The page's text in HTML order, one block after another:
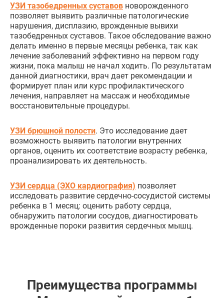
УЗИ тазобедренных суставов новорожденного
позволяет выявить различные патологические
нарушения, дисплазию, врожденные вывихи
тазобедренных суставов. Такое обследование важно
делать именно в первые месяцы ребенка, так как
лечение заболеваний эффективно на первом году
жизни, пока малыш не начал ходить. По результатам
данной диагностики, врач дает рекомендации и
формирует план или курс профилактического
лечения, направляет на массаж и необходимые
восстановительные процедуры.
УЗИ брюшной полости. Это исследование дает
возможность выявить патологии внутренних
органов, оценить их соответствие возрасту ребенка,
проанализировать их деятельность.
УЗИ сердца (ЭХО кардиография) позволяет
исследовать развитие сердечно-сосудистой системы
ребенка в 1 месяц: оценить работу сердца,
обнаружить патологии сосудов, диагностировать
врожденные пороки развития сердечных мышц.
Преимущества программы